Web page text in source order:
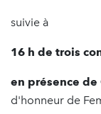
suivie à
16 h de trois
en présence de
d'honneur de